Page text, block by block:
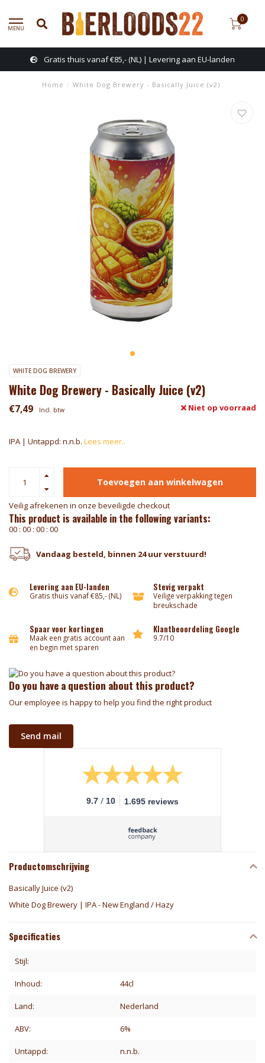
MENU
0
Gratis thuis vanaf €85,- (NL) | Levering aan EU-landen
Home / White Dog Brewery - Basically Juice (v2)
WHITE DOG BREWERY
White Dog Brewery - Basically Juice (v2)
€7,49 Incl. btw Niet op voorraad
IPA | Untappd: n.n.b. Lees meer..
Toevoegen aan winkelwagen
Veilig afrekenen in onze beveiligde checkout
This product is available in the following variants:
00 : 00 : 00 : 00
Vandaag besteld, binnen 24 uur verstuurd!
Levering aan EU-landen
Gratis thuis vanaf €85,- (NL)
Stevig verpakt
Veilige verpakking tegen
breukschade
Spaar voor kortingen
Maak een gratis account aan
en begin met sparen
Klantbeoordeling Google
9.7/10
Do you have a question about this product?
Our employee is happy to help you find the right product
Send mail
9.7 / 10 1.695 reviews
Productomschrijving
Basically Juice (v2)
White Dog Brewery | IPA - New England / Hazy
Specificaties
Stijl:
Inhoud: 44cl
Land: Nederland
ABV: 6%
Untappd: n.n.b.